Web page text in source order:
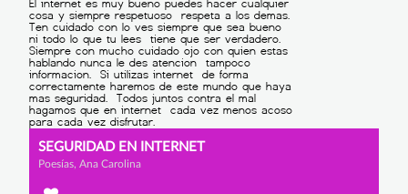
SEGURIDAD EN INTERNET
Poesías, Ana Carolina